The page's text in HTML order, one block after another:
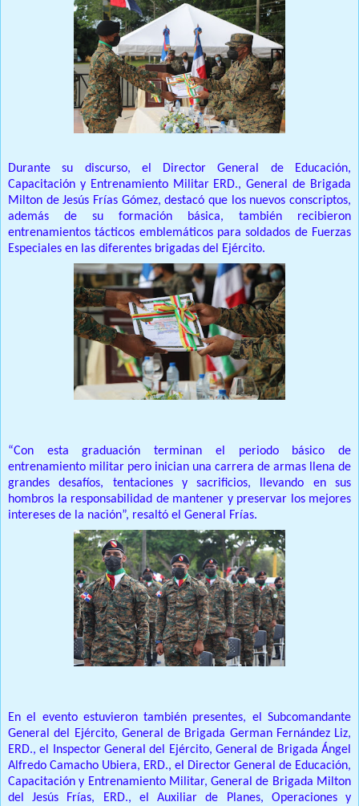
Durante su discurso, el Director General de Educación,
Capacitación y Entrenamiento Militar ERD., General de Brigada
Milton de Jesús Frías Gómez, destacó que los nuevos conscriptos,
además de su formación básica, también recibieron
entrenamientos tácticos emblemáticos para soldados de Fuerzas
Especiales en las diferentes brigadas del Ejército.
“Con esta graduación terminan el periodo básico de
entrenamiento militar pero inician una carrera de armas llena de
grandes desafíos, tentaciones y sacrificios, llevando en sus
hombros la responsabilidad de mantener y preservar los mejores
intereses de la nación”, resaltó el General Frías.
En el evento estuvieron también presentes, el Subcomandante
General del Ejército, General de Brigada German Fernández Liz,
ERD., el Inspector General del Ejército, General de Brigada Ángel
Alfredo Camacho Ubiera, ERD., el Director General de Educación,
Capacitación y Entrenamiento Militar, General de Brigada Milton
del Jesús Frías, ERD., el Auxiliar de Planes, Operaciones y